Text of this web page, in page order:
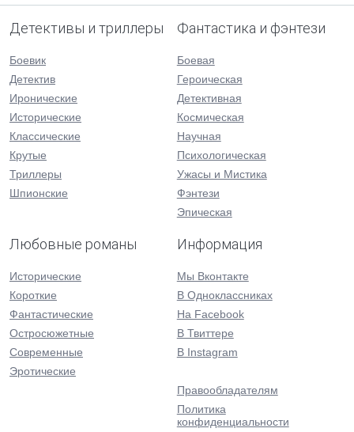
Детективы и триллеры
Боевик
Детектив
Иронические
Исторические
Классические
Крутые
Триллеры
Шпионские
Фантастика и фэнтези
Боевая
Героическая
Детективная
Космическая
Научная
Психологическая
Ужасы и Мистика
Фэнтези
Эпическая
Любовные романы
Исторические
Короткие
Фантастические
Остросюжетные
Современные
Эротические
Информация
Мы Вконтакте
В Одноклассниках
На Facebook
В Твиттере
В Instagram
Правообладателям
Политика
конфиденциальности